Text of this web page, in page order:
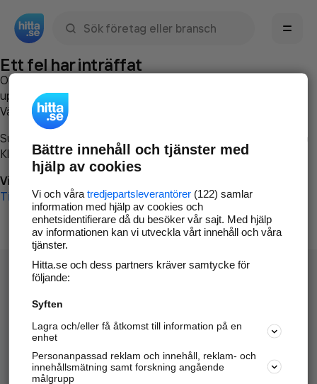
Ett fel har inträffat
Om du vill kan du
uppstod så att vi lättare och snabbare kan avhjälpa det.
Vänligen försök med följande:
Surfa till
Klicka påTillbaka-knappen i webbläsaren och försök igen
Vi beklagar besväret!
Till startsidan
Hitta.se - Gratis nummerupplysning.
Sök företag, personer och platser.
Hitta telefonnummer, adresser, företagsinfo mm.
Bättre innehåll och tjänster med
hjälp av cookies
Vi och våra tredjepartsleverantörer(122) samlar
information med hjälp av cookies och
enhetsidentifierare då du besöker vår sajt. Med hjälp
av informationen kan vi utveckla vårt innehåll och våra
tjänster.
Hitta.se och dess partners kräver samtycke för
följande:
Syften
Lagra och/eller få åtkomst till information på en
enhet
Personanpassad reklam och innehåll, reklam- och
innehållsmätning samt forskning angående
målgrupp